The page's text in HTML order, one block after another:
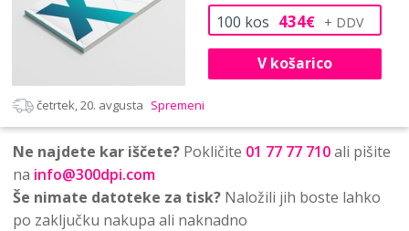
100 kos 434€
V košarico
četrtek, 20. avgusta Spremeni
Ne najdete kar iščete? Pokličite 01 77 77 710ali pišite
na info@300dpi.com
Še nimate datoteke za tisk? Naložili jih boste lahko
po zaključku nakupa ali naknadno